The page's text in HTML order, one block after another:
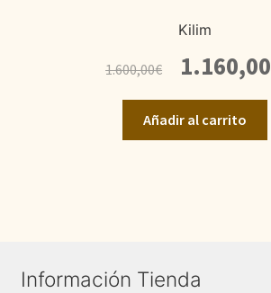
Kilim
1.600,00€
precio
original
era:
1.600,00€.
1.160,00
Añadir al carrito
Información Tienda